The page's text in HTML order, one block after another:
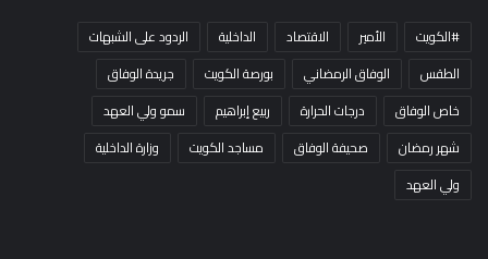
#الكويت الأمير الاقتصاد الداخلية
الردود على الشبهات
الطقس
الوفاق الرمضاني بورصة الكويت
جريدة الوفاق
خاص الوفاق
درجات الحرارة ربيع إبراهيم
سمو ولي العهد
شهر رمضان
صحيفة الوفاق مساجد الكويت
وزارة الداخلية
ولي العهد